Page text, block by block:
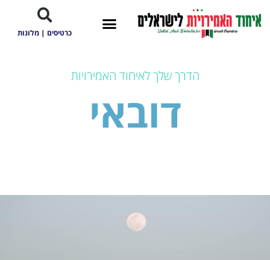
כרטיסים | מלונות
הדרך שלך לאיחוד האמירויות
דובאי